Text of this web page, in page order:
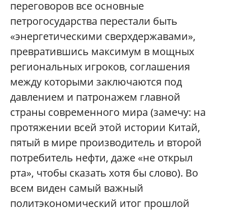
переговоров все основные
петрогосударства перестали быть
«энергетическими сверхдержавами»,
превратившись максимум в мощных
региональных игроков, соглашения
между которыми заключаются под
давлением и патронажем главной
страны современного мира (замечу: на
протяжении всей этой истории Китай,
пятый в мире производитель и второй
потребитель нефти, даже «не открыл
рта», чтобы сказать хотя бы слово). Во
всем виден самый важный
политэкономический итог прошлой